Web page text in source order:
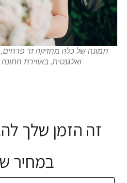
תמונה של כלה מחזיקה זר
ואלגנטית, באווירת
זה הזמן שלך
במחיר